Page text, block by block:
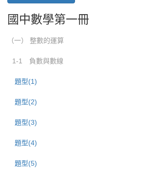
國中數學第一冊
（一） 整數的運算
1-1 負數與數線
題型(1)
題型(2)
題型(3)
題型(4)
題型(5)